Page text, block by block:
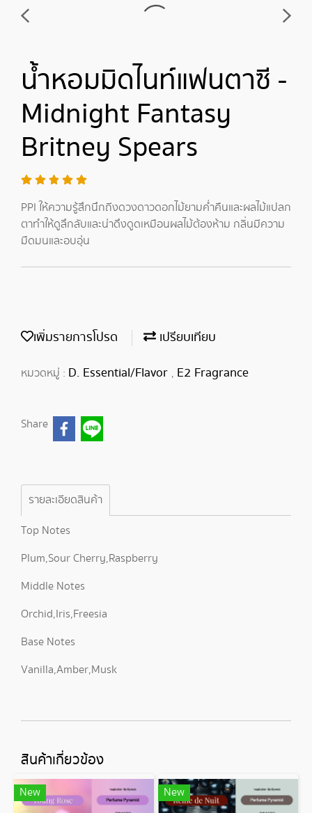
น้ำหอมมิดไนท์แฟนตาซี -
Midnight Fantasy
Britney Spears
PPI ให้ความรู้สึกนึกถีงดวงดาวดอกไม้ยามค่ำคืนและผลไม้แปลก
ตาทำให้ดูลึกลับและน่าดึงดูดเหมือนผลไม้ต้องห้าม กลิ่นมีความ
มืดมนและอบอุ่น
เพิ่มรายการโปรด เปรียบเทียบ
หมวดหมู่ : D. Essential/Flavor , E2 Fragrance
Share
รายละเอียดสินค้า
Top Notes
Plum,Sour Cherry,Raspberry
Middle Notes
Orchid,Iris,Freesia
Base Notes
Vanilla,Amber,Musk
สินค้าเกี่ยวข้อง
New New